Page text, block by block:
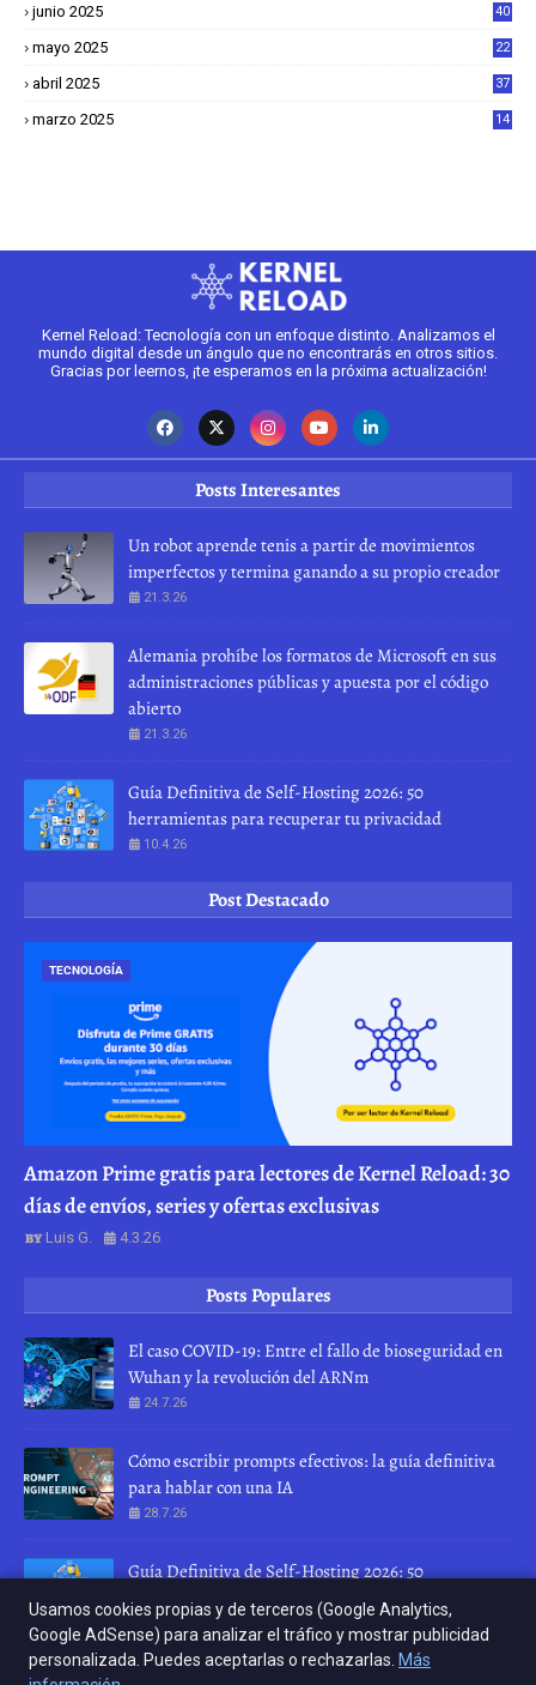
junio 2025 40
mayo 2025
22
abril 2025
37
marzo 2025
14
Kernel Reload: Tecnología con un enfoque distinto. Analizamos el
mundo digital desde un ángulo que no encontrarás en otros sitios.
Gracias por leernos, ¡te esperamos en la próxima actualización!
Posts Interesantes
Un robot aprende tenis a partir de movimientos
imperfectos y termina ganando a su propio creador
21.3.26
Alemania prohíbe los formatos de Microsoft en sus
administraciones públicas y apuesta por el código
abierto
21.3.26
Guía Definitiva de Self-Hosting 2026: 50
herramientas para recuperar tu privacidad
10.4.26
Post Destacado
TECNOLOGÍA
Amazon Prime gratis para lectores de Kernel Reload: 30
días de envíos, series y ofertas exclusivas
Luis G. 4.3.26
Posts Populares
El caso COVID-19: Entre el fallo de bioseguridad en
Wuhan y la revolución del ARNm
24.7.26
Cómo escribir prompts efectivos: la guía definitiva
para hablar con una IA
28.7.26
Guía Definitiva de Self-Hosting 2026: 50
herramientas para recuperar tu privacidad
10.4.26
Usamos cookies propias y de terceros (Google Analytics,
Google AdSense) para analizar el tráfico y mostrar publicidad
personalizada. Puedes aceptarlas o rechazarlas. Más